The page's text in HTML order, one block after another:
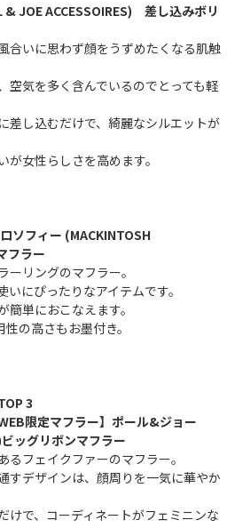
JOE ACCESSOIRES) 差し込みボリ
合いに思わず顔をうずめたくなる肌触
気を多く含んでいるのでとっても軽
差し込むだけで、綺麗なシルエットが
女性らしさを高めます。
ソフィー (MACKINTOSH
フラー
リングのマフラー。
にぴったりなアイテムです。
単におこなえます。
の高さもお墨付き。
3
限定マフラー】ポール&ジョー
ッグリボンマフラー
フェイクファーのマフラー。
すデザインは、顔周りを一気に華やか
で、コーディネートがフェミニンな